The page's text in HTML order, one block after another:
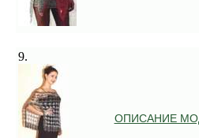
9.
ОПИСАНИЕ